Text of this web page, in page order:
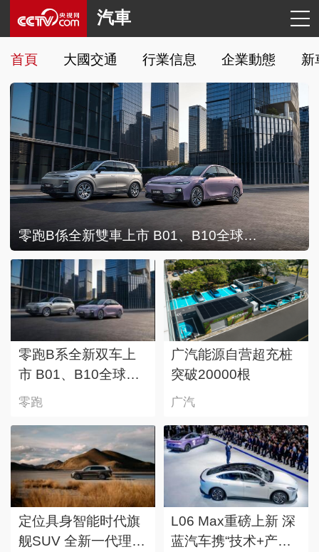
汽車
首頁 大國交通 行業信息 企業動態 新
零跑B係全新雙車上市 B01、B10全球累計銷量近25萬台
零跑B系全新双车上
市 B01、B10全球累
计销量近25万台
零跑
广汽能源自营超充桩
突破20000根
广汽
定位具身智能时代旗
舰SUV 全新一代理想
L06 Max重磅上新 深
蓝汽车携“技术+产